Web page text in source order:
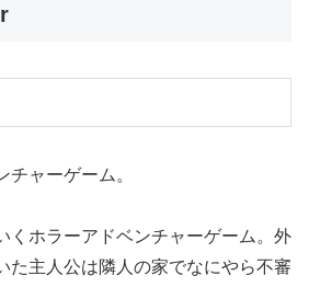
ャーゲーム。
くホラーアドベンチャーゲーム。外
た主人公は隣人の家でなにやら不審